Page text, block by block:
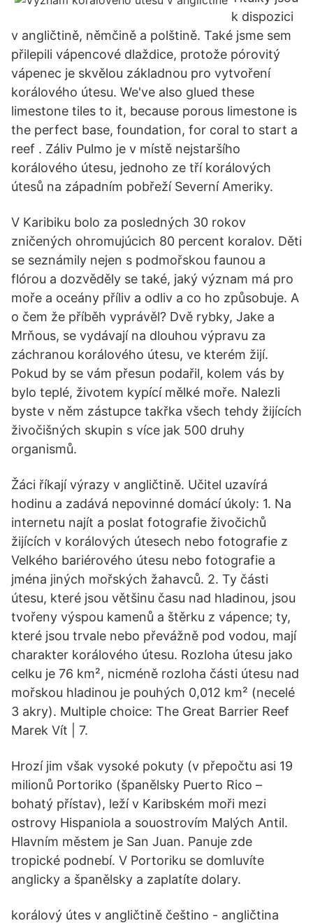
k dispozici
v angličtině, němčině a polštině. Také jsme sem
přilepili vápencové dlaždice, protože pórovitý
vápenec je skvělou základnou pro vytvoření
korálového útesu. We've also glued these
limestone tiles to it, because porous limestone is
the perfect base, foundation, for coral to start a
reef . Záliv Pulmo je v místě nejstaršího
korálového útesu, jednoho ze tří korálových
útesů na západním pobřeží Severní Ameriky.
V Karibiku bolo za posledných 30 rokov
zničených ohromujúcich 80 percent koralov. Děti
se seznámily nejen s podmořskou faunou a
flórou a dozvěděly se také, jaký význam má pro
moře a oceány příliv a odliv a co ho způsobuje. A
o čem že příběh vyprávěl? Dvě rybky, Jake a
Mrňous, se vydávají na dlouhou výpravu za
záchranou korálového útesu, ve kterém žijí.
Pokud by se vám přesun podařil, kolem vás by
bylo teplé, životem kypící mělké moře. Nalezli
byste v něm zástupce takřka všech tehdy žijících
živočišných skupin s více jak 500 druhy
organismů.
Žáci říkají výrazy v angličtině. Učitel uzavírá
hodinu a zadává nepovinné domácí úkoly: 1. Na
internetu najít a poslat fotografie živočichů
žijících v korálových útesech nebo fotografie z
Velkého bariérového útesu nebo fotografie a
jména jiných mořských žahavců. 2. Ty části
útesu, které jsou většinu času nad hladinou, jsou
tvořeny výspou kamenů a štěrku z vápence; ty,
které jsou trvale nebo převážně pod vodou, mají
charakter korálového útesu. Rozloha útesu jako
celku je 76 km², nicméně rozloha části útesu nad
mořskou hladinou je pouhých 0,012 km² (necelé
3 akry). Multiple choice: The Great Barrier Reef
Marek Vít | 7.
Hrozí jim však vysoké pokuty (v přepočtu asi 19
milionů Portoriko (španělsky Puerto Rico –
bohatý přístav), leží v Karibském moři mezi
ostrovy Hispaniola a souostrovím Malých Antil.
Hlavním městem je San Juan. Panuje zde
tropické podnebí. V Portoriku se domluvíte
anglicky a španělsky a zaplatíte dolary.
korálový útes v angličtině češtino - angličtina